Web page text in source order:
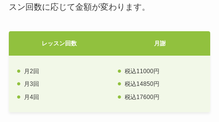
スン回数に応じて金額が変わります。
レッスン回数 月謝
月2回
月3回
月4回
税込11000円
税込14850円
税込17600円